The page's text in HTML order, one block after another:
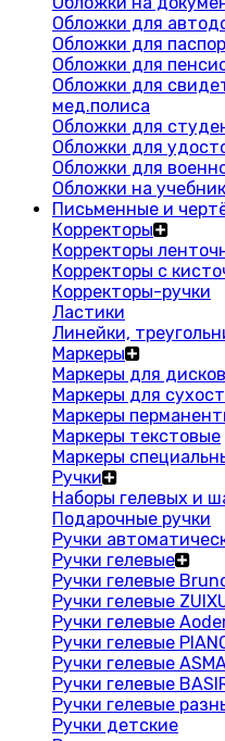
Обложки для
Обложки для
Обложки для
Обложки для
мед.полиса
Обложки для
Обложки для
Обложки для
Обложки на
Письменные и
Корректоры
Корректоры
Корректоры с
Корректоры-ручки
Ластики
Линейки,
Маркеры
Маркеры для дисков
Маркеры для
Маркеры
Маркеры текстовые
Маркеры
Ручки
Наборы гелевых и
Подарочные ручки
Ручки
Ручки гелевые
Ручки гелевые
Ручки гелевые
Ручки гелевые
Ручки гелевые
Ручки гелевые
Ручки гелевые
Ручки гелевые
Ручки детские